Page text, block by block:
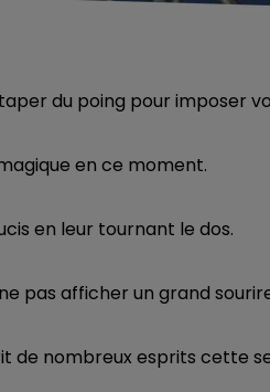
du poing pour imposer
en ce moment.
en leur tournant le dos.
pas afficher un grand
de nombreux esprits cette